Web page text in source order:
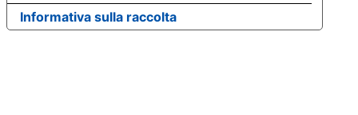
Informativa sulla raccolta